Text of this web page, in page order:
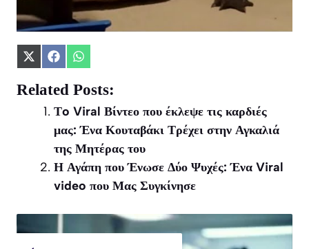
Share
X
(Twitter)
Share
Facebook
Share
WhatsApp
Related Posts:
Τo Viral Βίντεο που έκλεψε τις καρδιές
μας: Ένα Κουταβάκι Τρέχει στην Αγκαλιά
της Μητέρας του
Η Αγάπη που Ένωσε Δύο Ψυχές: Ένα Viral
video που Μας Συγκίνησε